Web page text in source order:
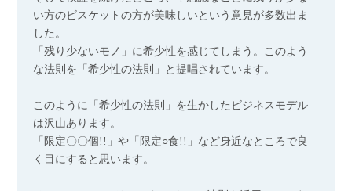
い方のビスケットの方が美味しいという意見が多数出ま
した。
「残り少ないモノ」に希少性を感じてしまう。このよう
な法則を「希少性の法則」と提唱されています。
このように「希少性の法則」を生かしたビジネスモデル
は沢山あります。
「限定〇〇個!!」や「限定○食!!」など身近なところで良
く目にすると思います。